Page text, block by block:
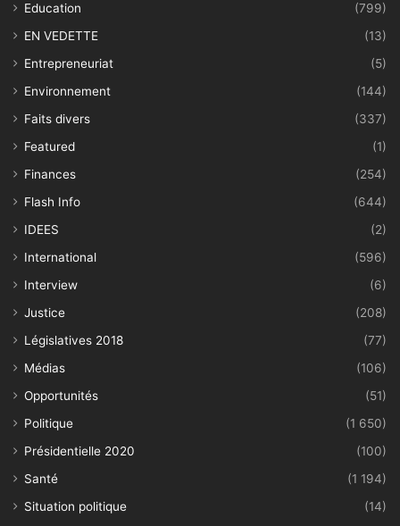
Education
(799)
EN VEDETTE
(13)
Entrepreneuriat
(5)
Environnement
(144)
Faits divers
(337)
Featured
(1)
Finances
(254)
Flash Info
(644)
IDEES
(2)
International
(596)
Interview
(6)
Justice
(208)
Législatives 2018
(77)
Médias
(106)
Opportunités
(51)
Politique
(1 650)
Présidentielle 2020
(100)
Santé
(1 194)
Situation politique
(14)